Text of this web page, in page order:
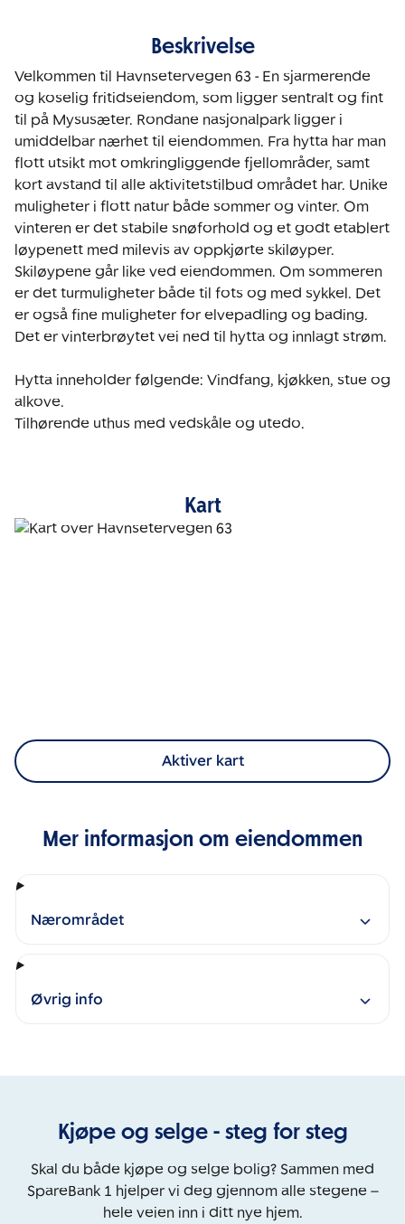
Beskrivelse
Velkommen til Havnsetervegen 63 - En sjarmerende
og koselig fritidseiendom, som ligger sentralt og fint
til på Mysusæter. Rondane nasjonalpark ligger i
umiddelbar nærhet til eiendommen. Fra hytta har man
flott utsikt mot omkringliggende fjellområder, samt
kort avstand til alle aktivitetstilbud området har. Unike
muligheter i flott natur både sommer og vinter. Om
vinteren er det stabile snøforhold og et godt etablert
løypenett med milevis av oppkjørte skiløyper.
Skiløypene går like ved eiendommen. Om sommeren
er det turmuligheter både til fots og med sykkel. Det
er også fine muligheter for elvepadling og bading.
Det er vinterbrøytet vei ned til hytta og innlagt strøm.
Hytta inneholder følgende: Vindfang, kjøkken, stue og
alkove.
Tilhørende uthus med vedskåle og utedo.
Kart
Aktiver kart
Mer informasjon om eiendommen
Nærområdet
Øvrig info
Kjøpe og selge - steg for steg
Skal du både kjøpe og selge bolig? Sammen med
SpareBank 1 hjelper vi deg gjennom alle stegene –
hele veien inn i ditt nye hjem.